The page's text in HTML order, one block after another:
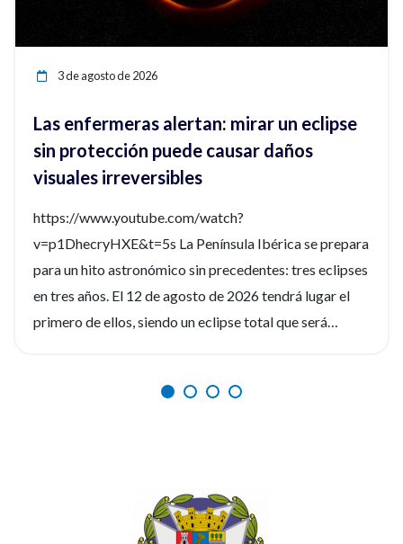
3 de agosto de 2026
Las enfermeras alertan: mirar un eclipse
sin protección puede causar daños
visuales irreversibles
https://www.youtube.com/watch?
v=p1DhecryHXE&t=5s La Península Ibérica se prepara
para un hito astronómico sin precedentes: tres eclipses
en tres años. El 12 de agosto de 2026 tendrá lugar el
primero de ellos, siendo un eclipse total que será
estos eventos será fascinante, pero la seguridad visual
(CGE), junto a la Sociedad Española de Enfermería
Oftalmológica (SEEOF) y el Hospital Ramón y Cajal de